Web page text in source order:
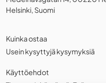
Helsinki, Suomi
Kuinka ostaa
Usein kysyttyjä kysymyksiä
Käyttöehdot